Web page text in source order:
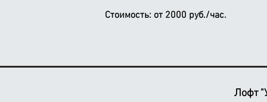
Стоимость: от 2000 руб./час.
Лофт